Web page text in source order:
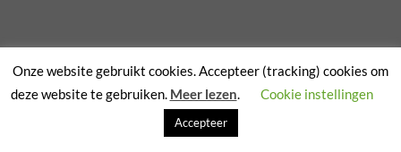
Onze website gebruikt cookies. Accepteer (tracking) cookies om
deze website te gebruiken. Meer lezen. Cookie instellingen
Accepteer